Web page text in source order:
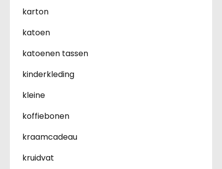
karton
katoen
katoenen tassen
kinderkleding
kleine
koffiebonen
kraamcadeau
kruidvat